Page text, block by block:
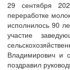
29 сентября
переработке
исполнилось 90
участие
Владимирович и
поздравил